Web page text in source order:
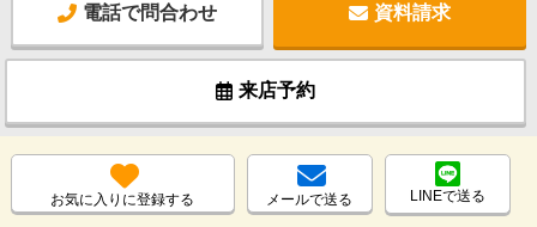
電話で問合わせ 資料請求
来店予約
お気に入りに登録する メールで送る LINEで送る